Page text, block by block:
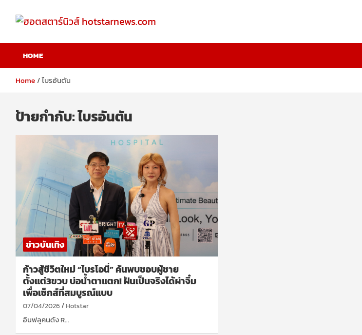
content
ฮอตสตาร์นิวส์
hotstarnews.com
HOME
Home ไบรอันตัน
ป้ายกำกับ:ไบรอันตัน
ข่าวบันเทิง
ก้าวสู้ชีวิตใหม่ “ไบรโอนี่” ค้นพบชอบผู้ชาย
ตั้งแต่3ขวบ บ่อน้ำตาแตก! ฝันเป็นจริงได้ผ่าจิ๋ม
เพื่อเซ็กส์ที่สมบูรณ์แบบ
07/04/2026 Hotstar
อินฟลูคนดัง R…